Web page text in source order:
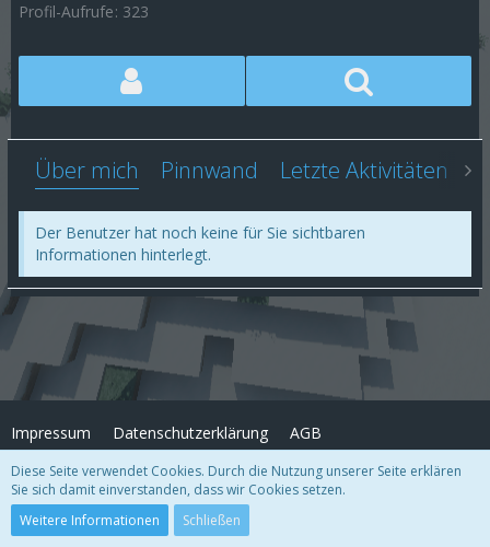
Profil-Aufrufe 323
Über mich Pinnwand Letzte Aktivitäten
Der Benutzer hat noch keine für Sie sichtbaren
Informationen hinterlegt.
Impressum Datenschutzerklärung AGB
Copyright© FrostArea.net2026
Community-Software:
Diese Seite verwendet Cookies. Durch die Nutzung unserer Seite erklären
Sie sich damit einverstanden, dass wir Cookies setzen.
Weitere Informationen
Schließen